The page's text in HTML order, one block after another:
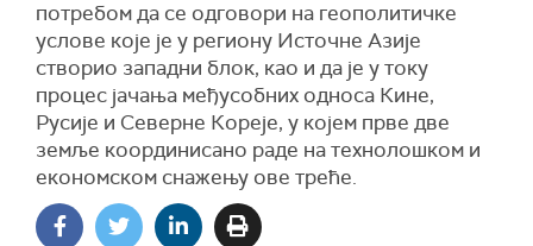
потребом да се одговори на геополитичке
услове које је у региону Источне Азије
створио западни блок, као и да је у току
процес јачања међусобних односа Кине,
Русије и Северне Кореје, у којем прве две
земље координисано раде на технолошком и
економском снажењу ове треће.